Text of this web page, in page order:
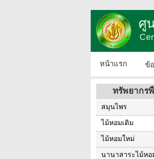
ศู
หน้าแรก ข้
ทรัพยากร
สมุนไพร
ไม้หอมเดิม
ไม้หอมใหม่
นานาสาระไม้หอ